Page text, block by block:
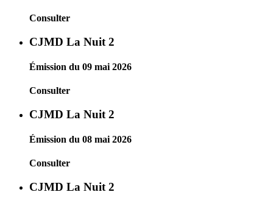
Consulter
CJMD La Nuit 2
Émission du 09 mai 2026
Consulter
CJMD La Nuit 2
Émission du 08 mai 2026
Consulter
CJMD La Nuit 2